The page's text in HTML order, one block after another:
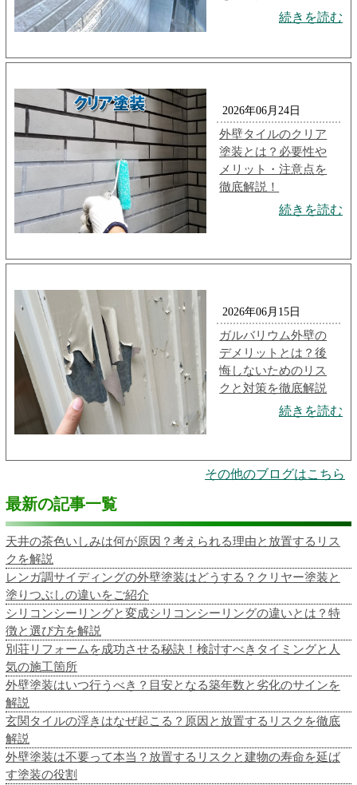
続きを読む
2026年06月24日
外壁タイルのクリア
塗装とは？必要性や
メリット・注意点を
徹底解説！
続きを読む
2026年06月15日
ガルバリウム外壁の
デメリットとは？後
悔しないためのリス
クと対策を徹底解説
続きを読む
その他のブログはこちら
最新の記事一覧
天井の茶色いしみは何が原因？考えられる理由と放置するリス
クを解説
レンガ調サイディングの外壁塗装はどうする？クリヤー塗装と
塗りつぶしの違いをご紹介
シリコンシーリングと変成シリコンシーリングの違いとは？特
徴と選び方を解説
別荘リフォームを成功させる秘訣！検討すべきタイミングと人
気の施工箇所
外壁塗装はいつ行うべき？目安となる築年数と劣化のサインを
解説
玄関タイルの浮きはなぜ起こる？原因と放置するリスクを徹底
解説
外壁塗装は不要って本当？放置するリスクと建物の寿命を延ば
す塗装の役割